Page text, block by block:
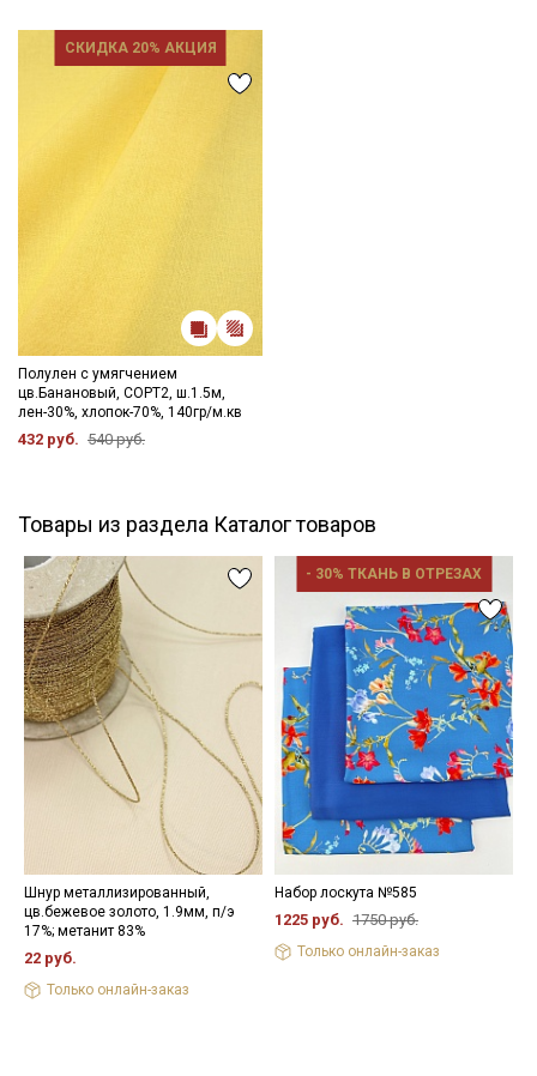
СКИДКА 20% АКЦИЯ
Полулен с умягчением
цв.Банановый, СОРТ2, ш.1.5м,
лен-30%, хлопок-70%, 140гр/м.кв
432 руб. 540 руб.
Товары из раздела Каталог товаров
Шнур металлизированный,
цв.бежевое золото, 1.9мм, п/э
17%; метанит 83%
22 руб.
Только онлайн-заказ
- 30% ТКАНЬ В ОТРЕЗАХ
Набор лоскута №585
1225 руб. 1750 руб.
Только онлайн-заказ